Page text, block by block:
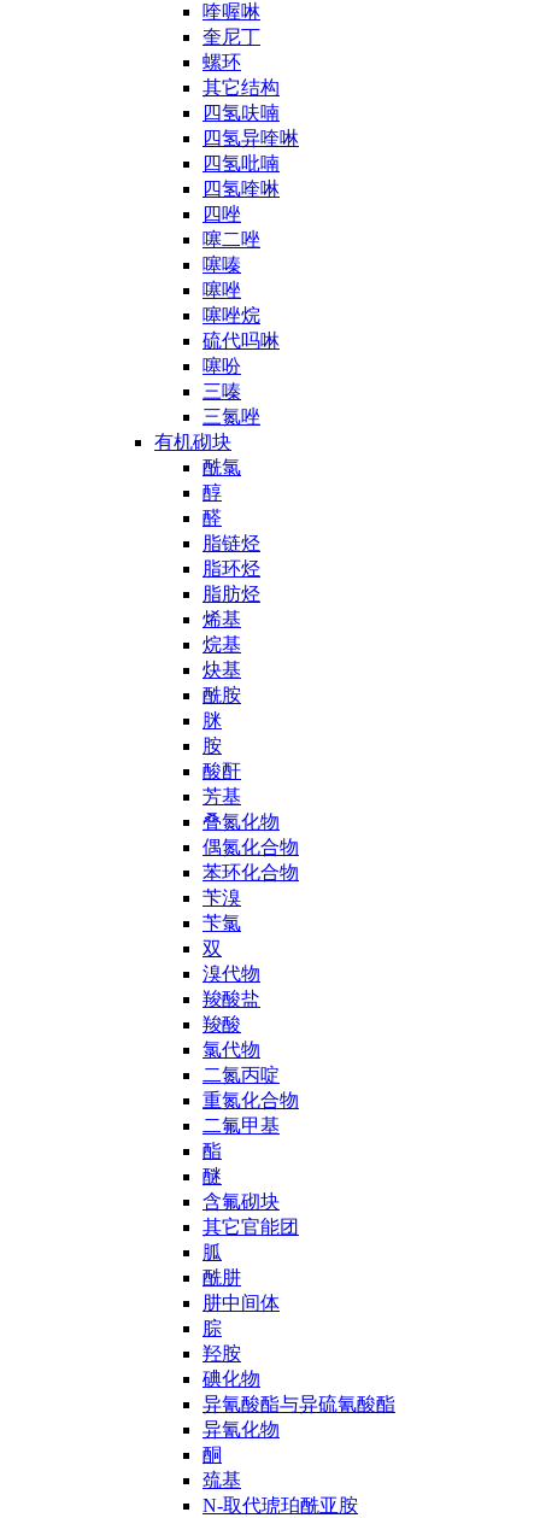
喹喔啉
奎尼丁
螺环
其它结构
四氢呋喃
四氢异喹啉
四氢吡喃
四氢喹啉
四唑
噻二唑
噻嗪
噻唑
噻唑烷
硫代吗啉
噻吩
三嗪
三氮唑
有机砌块
酰氯
醇
醛
脂链烃
脂环烃
脂肪烃
烯基
烷基
炔基
酰胺
脒
胺
酸酐
芳基
叠氮化物
偶氮化合物
苯环化合物
苄溴
苄氯
双
溴代物
羧酸盐
羧酸
氯代物
二氮丙啶
重氮化合物
二氟甲基
酯
醚
含氟砌块
其它官能团
胍
酰肼
肼中间体
腙
羟胺
碘化物
异氰酸酯与异硫氰酸酯
异氰化物
酮
巯基
N-取代琥珀酰亚胺